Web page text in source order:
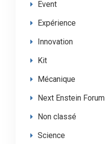
Event
Expérience
Innovation
Kit
Mécanique
Next Enstein Forum
Non classé
Science